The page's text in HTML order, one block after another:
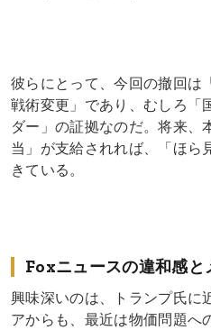
彼らにとって、今回の撤回は
戦術変更」であり、むしろ「
ダー」の証拠なのだ。将来
当」が支給されれば、「ほら
きている。
Foxニュースの違和感と
興味深いのは、トランプ氏に
アからも、最近は物価問題へ